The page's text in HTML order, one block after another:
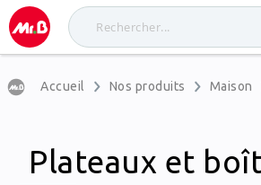
Accueil Nos produits Maison
Plateaux et